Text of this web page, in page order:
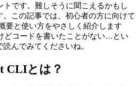
トです。難しそうに聞こえるかもし
この記事では、初心者の方に向けて
要と使い方をやさしく紹介します
どコードを書いたことがない…とい
んでみてくださいね。
CLIとは？